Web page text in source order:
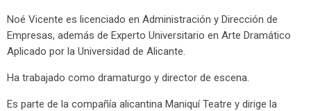
Noé Vicente es licenciado en Administración y Dirección de
Empresas, además de Experto Universitario en Arte Dramático
Aplicado por la Universidad de Alicante.
Ha trabajado como dramaturgo y director de escena.
Es parte de la compañía alicantina Maniquí Teatre y dirige la